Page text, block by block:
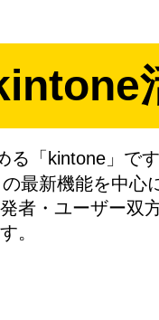
「kintone」で
最新機能を中
者・ユーザー
。